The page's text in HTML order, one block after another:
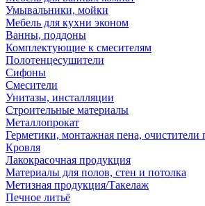
Умывальники, мойки
Мебель для кухни эконом
Ванны, поддоны
Комплектующие к смесителям
Полотенцесушители
Сифоны
Смесители
Унитазы, инсталляции
Строительные материалы
Металлопрокат
Герметики, монтажная пена, очистители
Кровля
Лакокрасочная продукция
Материалы для полов, стен и потолка
Метизная продукция/Такелаж
Печное литьё